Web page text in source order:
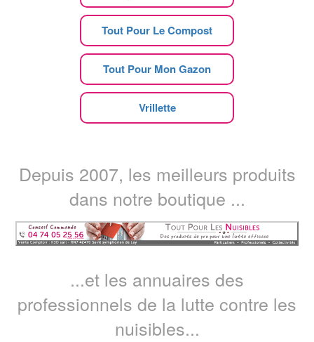
Tout Pour Le Compost
Tout Pour Mon Gazon
Vrillette
Depuis 2007, les meilleurs produits
dans notre boutique ...
...et les annuaires des
professionnels de la lutte contre les
nuisibles...